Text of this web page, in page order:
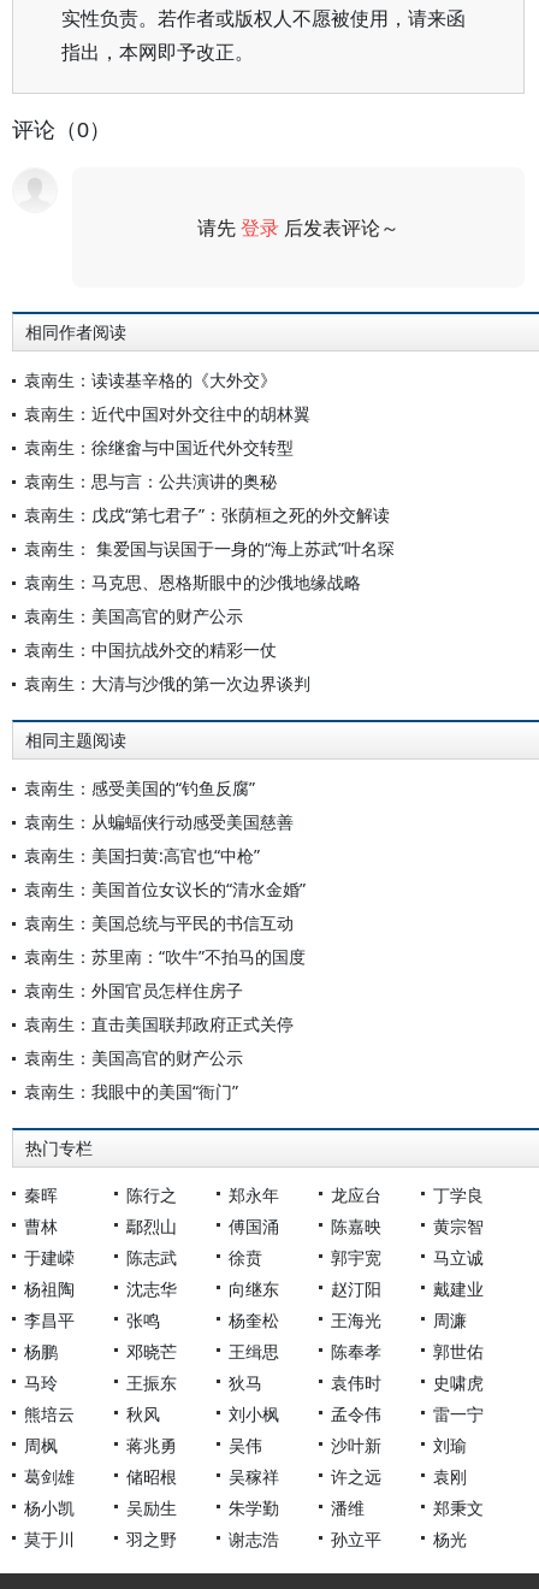
实性负责。若作者或版权人不愿被使用，请来函
指出，本网即予改正。
评论（0）
请先登录 后发表评论～
相同作者阅读
袁南生：读读基辛格的《大外交》
袁南生：近代中国对外交往中的胡林翼
袁南生：徐继畬与中国近代外交转型
袁南生：思与言：公共演讲的奥秘
袁南生：戊戌“第七君子”：张荫桓之死的外交解读
袁南生： 集爱国与误国于一身的“海上苏武”叶名琛
袁南生：马克思、恩格斯眼中的沙俄地缘战略
袁南生：美国高官的财产公示
袁南生：中国抗战外交的精彩一仗
袁南生：大清与沙俄的第一次边界谈判
相同主题阅读
袁南生：感受美国的“钓鱼反腐”
袁南生：从蝙蝠侠行动感受美国慈善
袁南生：美国扫黄:高官也“中枪”
袁南生：美国首位女议长的“清水金婚”
袁南生：美国总统与平民的书信互动
袁南生：苏里南：“吹牛”不拍马的国度
袁南生：外国官员怎样住房子
袁南生：直击美国联邦政府正式关停
袁南生：美国高官的财产公示
袁南生：我眼中的美国“衙门”
热门专栏
秦晖 陈行之 郑永年 龙应台
丁学良
曹林
鄢烈山 傅国涌 陈嘉映
黄宗智
于建嵘
陈志武 徐贲 郭宇宽
马立诚
杨祖陶
沈志华 向继东 赵汀阳
戴建业
李昌平
张鸣 杨奎松 王海光
周濂
杨鹏
邓晓芒 王缉思 陈奉孝
郭世佑
马玲
王振东 狄马 袁伟时
史啸虎
熊培云
秋风 刘小枫 孟令伟
雷一宁
周枫
蒋兆勇 吴伟 沙叶新
刘瑜
葛剑雄
储昭根 吴稼祥 许之远
袁刚
杨小凯
吴励生 朱学勤 潘维
郑秉文
莫于川
羽之野 谢志浩 孙立平 杨光